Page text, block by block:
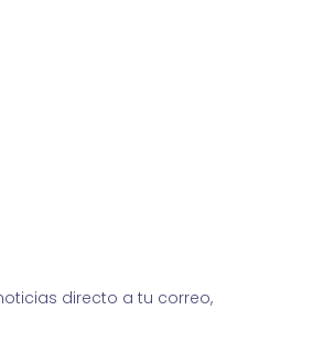
directo a tu correo,